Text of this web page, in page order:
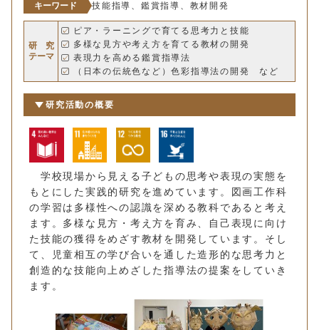
キーワード
技能指導、鑑賞指導、教材開発
研 究
テーマ
ピア・ラーニングで育てる思考力と技能
多様な見方や考え方を育てる教材の開発
表現力を高める鑑賞指導法
（日本の伝統色など）色彩指導法の開発 など
研究活動の概要
学校現場から見える子どもの思考や表現の実態を
もとにした実践的研究を進めています。図画工作科
の学習は多様性への認識を深める教科であると考え
ます。多様な見方・考え方を育み、自己表現に向け
た技能の獲得をめざす教材を開発しています。そし
て、児童相互の学び合いを通した造形的な思考力と
創造的な技能向上めざした指導法の提案をしていき
ます。